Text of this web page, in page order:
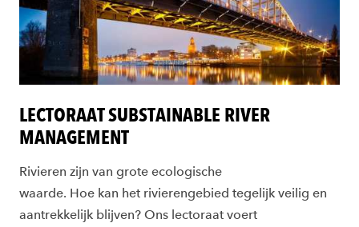
LECTORAAT SUBSTAINABLE RIVER
MANAGEMENT
Rivieren zijn van grote ecologische
waarde. Hoe kan het rivierengebied tegelijk veilig en
aantrekkelijk blijven? Ons lectoraat voert